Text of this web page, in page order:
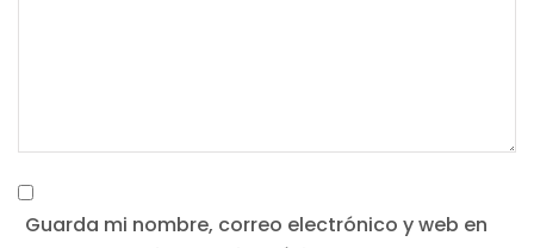
Guarda mi nombre, correo electrónico y web en